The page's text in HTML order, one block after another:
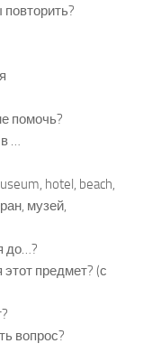
помочь?
…
hotel, beach,
музей,
до…?
этот предмет? (с
вопрос?